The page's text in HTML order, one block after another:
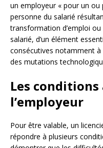
un employeur « pour un
personne du salarié
transformation d’emploi
salarié, d’un élément
consécutives notamment
des mutations
Les
l’employeur
Pour être valable, un
répondre à plusieurs